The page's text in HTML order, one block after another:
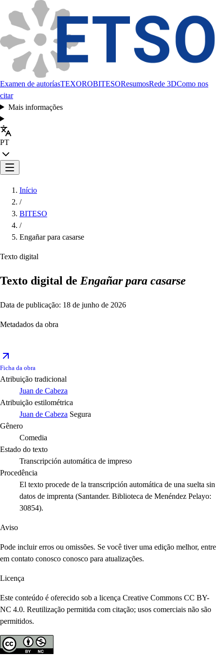
Examen de autoríasTEXOROBITESOResumosRede 3DComo nos
citar
Mais informações
PT
Início
/
BITESO
/
Engañar para casarse
Texto digital
Texto digital de Engañar para casarse
Data de publicação: 18 de junho de 2026
Metadados da obra
Ficha da obra
Atribuição tradicional
Juan de Cabeza
Atribuição estilométrica
Juan de Cabeza Segura
Gênero
Comedia
Estado do texto
Transcripción automática de impreso
Procedência
El texto procede de la transcripción automática de una suelta sin
datos de imprenta (Santander. Biblioteca de Menéndez Pelayo:
30854).
Aviso
Pode incluir erros ou omissões. Se você tiver uma edição melhor, entre
em contato conosco conosco para atualizações.
Licença
Este conteúdo é oferecido sob a licença Creative Commons CC BY-
NC 4.0. Reutilização permitida com citação; usos comerciais não são
permitidos.